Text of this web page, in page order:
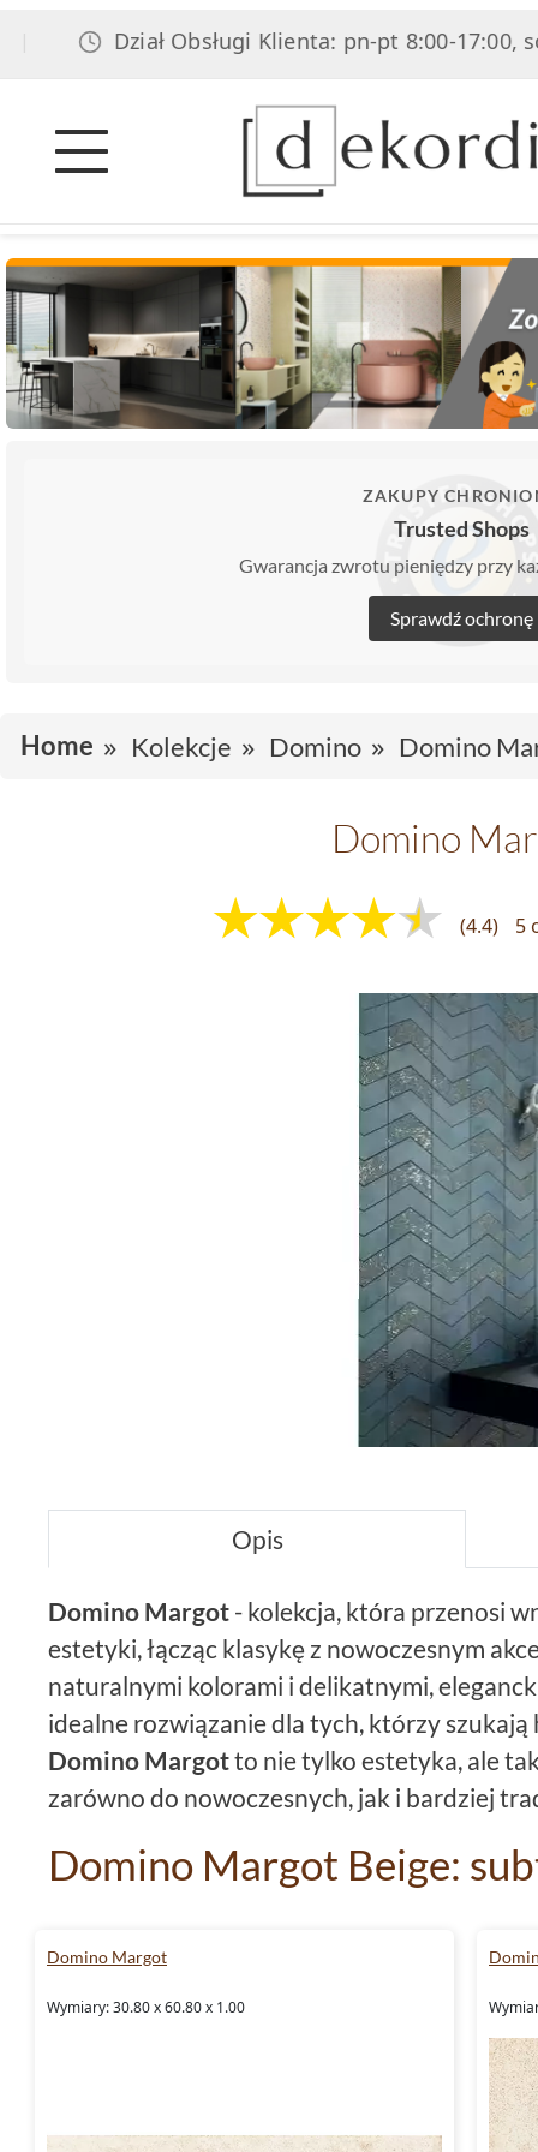
Dział Obsługi Klienta: pn-pt 8:00-17:00, sob
ZAKUPY
Trusted Shops
Gwarancja zwrotu pieniędzy przy
Sprawdź ochronę
Home Kolekcje Domino Domino
Domino
(4.4) 5
Opis
Domino Margot - kolekcja, która przenosi
estetyki, łącząc klasykę z nowoczesnym
naturalnymi kolorami i delikatnymi,
idealne rozwiązanie dla tych, którzy
Domino Margotto nie tylko estetyka, ale
zarówno do nowoczesnych, jak i bardziej
Domino Margot Beige:
DominoMargot Beige to płytki, które
przytulność, jednocześnie nadając im
odcienie płytki subtelnie odbijają
przestrzeń i nadając jej lekkości. To idealne
, gdzie chcesz stworzyć
Domino Margot
Wymiary: 30.80 x 60.80 x 1.00